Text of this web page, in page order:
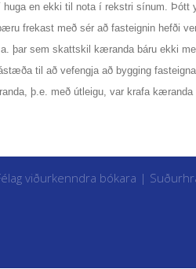
huga en ekki til nota í rekstri sínum. Þótt
frekast með sér að fasteignin hefði
þar sem skattskil kæranda báru ekki
til að vefengja að bygging
þ.e. með útleigu, var krafa kæranda
viðurkenndra bókara |